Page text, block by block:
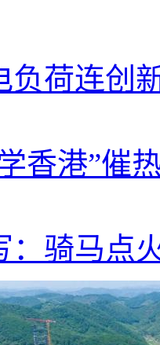
负荷连创
香港”催
：骑马点